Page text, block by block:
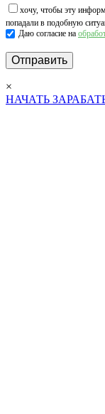
хочу, чтобы эту
попадали в подобную
Даю согласие на
×
НАЧАТЬ